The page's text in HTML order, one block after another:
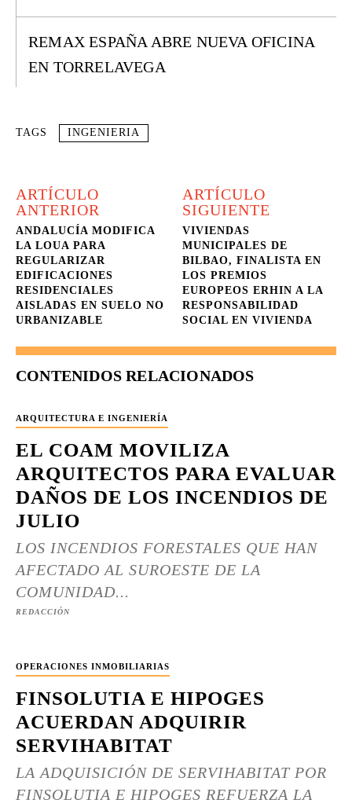
REMAX ESPAÑA ABRE NUEVA OFICINA
EN TORRELAVEGA
TAGS INGENIERIA
ARTÍCULO
ANTERIOR
ANDALUCÍA MODIFICA
LA LOUA PARA
REGULARIZAR
EDIFICACIONES
RESIDENCIALES
AISLADAS EN SUELO NO
URBANIZABLE
ARTÍCULO
SIGUIENTE
VIVIENDAS
MUNICIPALES DE
BILBAO, FINALISTA EN
LOS PREMIOS
EUROPEOS ERHIN A LA
RESPONSABILIDAD
SOCIAL EN VIVIENDA
CONTENIDOS RELACIONADOS
ARQUITECTURA E INGENIERÍA
EL COAM MOVILIZA
ARQUITECTOS PARA EVALUAR
DAÑOS DE LOS INCENDIOS DE
JULIO
LOS INCENDIOS FORESTALES QUE HAN
AFECTADO AL SUROESTE DE LA
COMUNIDAD...
REDACCIÓN
OPERACIONES INMOBILIARIAS
FINSOLUTIA E HIPOGES
ACUERDAN ADQUIRIR
SERVIHABITAT
LA ADQUISICIÓN DE SERVIHABITAT POR
FINSOLUTIA E HIPOGES REFUERZA LA